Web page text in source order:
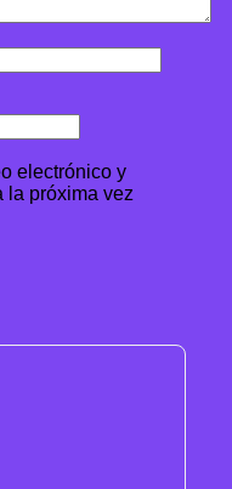
electrónico y
la próxima vez